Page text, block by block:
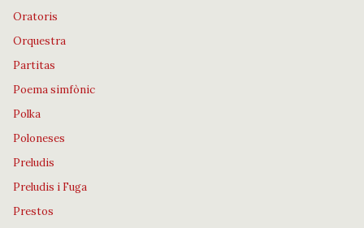
Oratoris
Orquestra
Partitas
Poema simfònic
Polka
Poloneses
Preludis
Preludis i Fuga
Prestos